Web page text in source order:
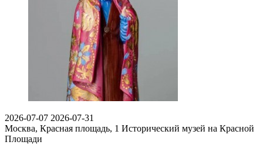
2026-07-07 2026-07-31
Москва, Красная площадь, 1 Исторический музей на Красной
Площади